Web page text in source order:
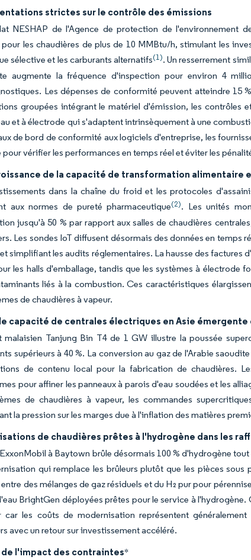
strictes sur le contrôle des émissions
NESHAP de l'Agence de protection de l'environnement
les chaudières de plus de 10 MMBtu/h, stimulant les
sélective et les carburants alternatifs(1). Un resserrement
augmente la fréquence d'inspection pour environ 4
Les dépenses de conformité peuvent atteindre 15
groupées intégrant le matériel d'émission, les contrôles
et à électrode qui s'adaptent intrinsèquement à une
de bord de conformité aux logiciels d'entreprise, les
pour vérifier les performances en temps réel et éviter les
de la capacité de transformation alimentaire
dans la chaîne du froid et les protocoles
aux normes de pureté pharmaceutique(2). Les unités
jusqu'à 50 % par rapport aux salles de chaudières
Les sondes IoT diffusent désormais des données en temps
simplifiant les audits réglementaires. La hausse des factures
les halls d'emballage, tandis que les systèmes à électrode
liés à la combustion. Ces caractéristiques
de chaudières à vapeur.
capacité de centrales électriques en Asie émergente
malaisien Tanjung Bin T4 de 1 GW illustre la poussée
supérieurs à 40 %. La conversion au gaz de l'Arabie
de contenu local pour la fabrication de chaudières.
pour affiner les panneaux à parois d'eau soudées et les
de chaudières à vapeur, les commandes
la pression sur les marges due à l'inflation des matières
de chaudières prêtes à l'hydrogène dans les
à Baytown brûle désormais 100 % d'hydrogène
qui remplace les brûleurs plutôt que les pièces
des mélanges de gaz résiduels et du H₂ pur pour
BrightGen déployées prêtes pour le service à
car les coûts de modernisation représentent
avec un retour sur investissement accéléré.
de l'impact des contraintes*